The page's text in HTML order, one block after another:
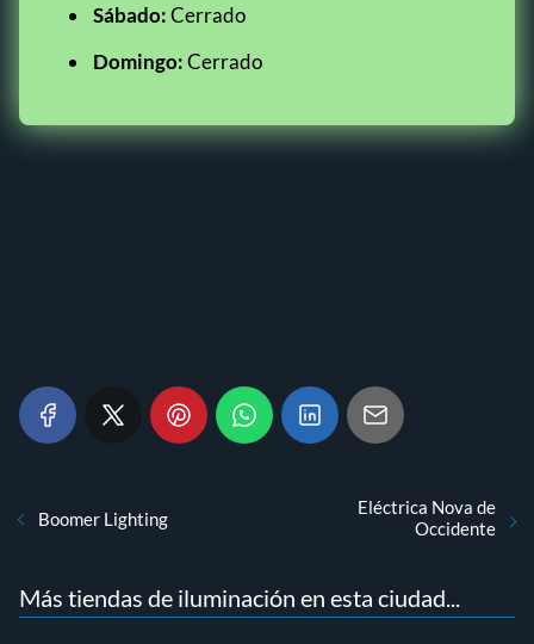
Sábado:Cerrado
Domingo:Cerrado
Boomer Lighting
Eléctrica Nova de
Occidente
Más tiendas de iluminación en esta ciudad...